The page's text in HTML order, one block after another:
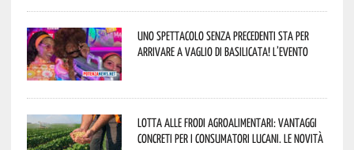
Uno spettacolo senza precedenti sta per
arrivare a Vaglio di Basilicata! L’evento
Lotta alle frodi agroalimentari: vantaggi
concreti per i consumatori lucani. Le novità